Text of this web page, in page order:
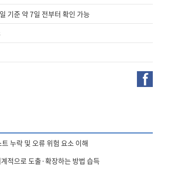
기준 약 7일 전부터 확인 가능
f
누락 및 오류 위험 요소 이해
적으로 도출·확장하는 방법 습득